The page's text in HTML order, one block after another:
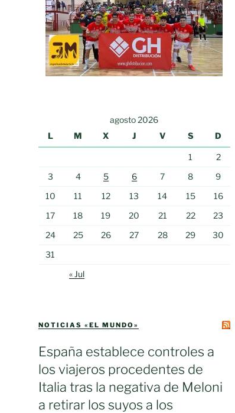
agosto 2026
L
M X J V S D
1
2
3
4 5 6 7 8
9
10
11 12 13 14 15
16
17
18 19 20 21 22
23
24
25 26 27 28 29
30
31
« Jul
NOTICIAS «EL MUNDO»
España establece controles a
los viajeros procedentes de
Italia tras la negativa de Meloni
a retirar los suyos a los